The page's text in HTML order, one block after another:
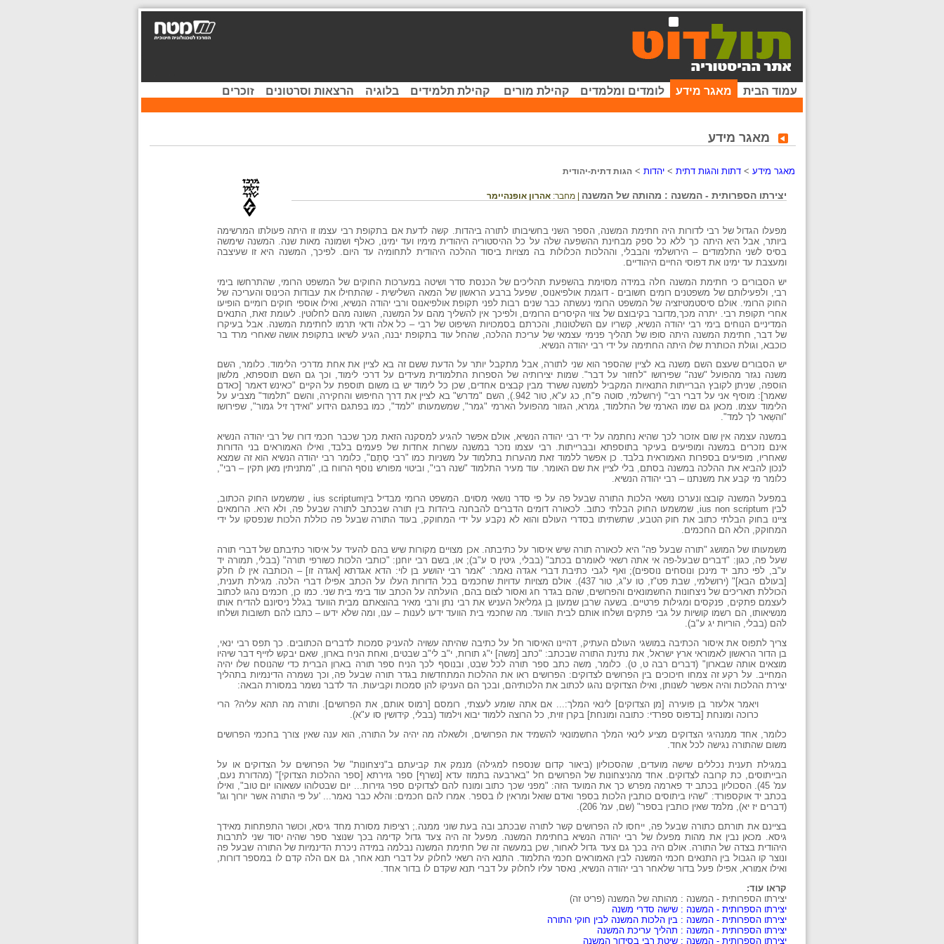
עמוד הבית מאגר מידע לומדים ומלמדים קהילת מורים קהילת תלמידים בלוגיה הרצאות וסרטונים זוכרים
מאגר מידע
מאגר מידע > דתות והגות דתית > יהדות > הגות דתית-יהודית
יצירתו הספרותית - המשנה : מהותה של המשנה | מחבר: אהרון אופנהיימר
מפעלו הגדול של רבי לדורות היה חתימת המשנה, הספר השני בחשיבותו לתורה ביהדות. קשה לדעת אם בתקופת רבי עצמו זו היתה פעולתו המרשימה
ביותר, אבל היא היתה כך ללא כל ספק מבחינת ההשפעה שלה על כל ההיסטוריה היהודית מימיו ועד ימינו, כאלף ושמונה מאות שנה. המשנה שימשה
בסיס לשני התלמודים – הירושלמי והבבלי, וההלכות הכלולות בה מצויות ביסוד ההלכה היהודית לתחומיה עד היום. לפיכך, המשנה היא זו שעיצבה
ומעצבת עד ימינו את דפוסי החיים היהודיים.
יש הסבורים כי חתימת המשנה חלה במידה מסוימת בהשפעת תהליכים של הכנסת סדר ושיטה במערכות החוקים של המשפט הרומי, שהתרחשו בימי
רבי, ולפעילותם של משפטנים רומים חשובים - דוגמת אולפיאנוס, שפעל ברבע הראשון של המאה השלישית - שהתחילו את עבודות הכינוס והעריכה של
החוק הרומי. אולם סיסטמטיזציה של המשפט הרומי נעשתה כבר שנים רבות לפני תקופת אולפיאנוס ורבי יהודה הנשיא, ואילו אוספי חוקים רומיים הופיעו
אחרי תקופת רבי. יתרה מכך,מדובר בקיבוצם של צווי הקיסרים הרומים, ולפיכך אין להשליך מהם על המשנה, השונה מהם לחלוטין. לעומת זאת, התנאים
המדיניים הנוחים בימי רבי יהודה הנשיא, קשריו עם השלטונות, והכרתם בסמכויות השיפוט של רבי – כל אלה ודאי תרמו לחתימת המשנה. אבל בעיקרו
של דבר, חתימת המשנה היתה סופו של תהליך פנימי עצמאי של עריכת ההלכה, שהחל עוד בתקופת יבנה, הגיע לשיאו בתקופת אושה שאחרי מרד בר
כוכבא, וגולת הכותרת שלו היתה החתימה על ידי רבי יהודה הנשיא.
יש הסבורים שעצם השם מִשנה בא לציין שהספר הוא שני לתורה, אבל מתקבל יותר על הדעת ששם זה בא לציין את אחת מדרכי הלימוד. כלומר, השם
משנה נגזר מהפועל "שנה" שפירושו "לחזור על דבר". שמות יצירותיה של הספרות התלמודית מעידים על דרכי לימוד, וכך גם השם תוספתא, מלשון
הוספה, שניתן לקובץ הברייתות התנאיות המקביל למשנה ששרד מבין קבצים אחדים, שכן כל לימוד יש בו משום תוספת על הקיים "כאינש דאמר [כאדם
שאמר]: מוסיף אני על דברי רבי" (ירושלמי, סוטה פ"ח, כג ע"א, טור 942.), השם "מדרש" בא לציין את דרך החיפוש והחקירה, והשם "תלמוד" מצביע על
הלימוד עצמו. מכאן גם שמו הארמי של התלמוד, גמרא, הגזור מהפועל הארמי "גמר", שמשמעותו "למד", כמו בפתגם הידוע "ואידך זיל גמור", שפירושו
"והשְאר לך למד".
במשנה עצמה אין שום אזכור לכך שהיא נחתמה על ידי רבי יהודה הנשיא, אולם אפשר להגיע למסקנה הזאת מכך שכבר חכמי דורו של רבי יהודה הנשיא
אינם נזכרים במשנה ומופיעים בעיקר בתוספתא ובברייתות. רבי עצמו נזכר במשנה עשרות אחדות של פעמים בלבד, ואילו האמוראים בני הדורות
שאחריו, מופיעים בספרות האמוראית בלבד. כן אפשר ללמוד זאת מהערות בתלמוד על משניות כמו "רבי סָתַם", כלומר רבי יהודה הנשיא הוא זה שמצא
לנכון להביא את ההלכה במשנה בסתם, בלי לציין את שם האומר. עוד מעיר התלמוד "שנה רבי", וביטוי מפורש נוסף הרווח בו, "מתניתין מאן תקין – רבי",
כלומר מי קבע את משנתנו – רבי יהודה הנשיא.
במפעל המשנה קובצו ונערכו נושאי הלכות התורה שבעל פה על פי סדר נושאי מסוים. המשפט הרומי מבדיל ביןius scriptum , שמשמעו החוק הכתוב,
לבין ius non scriptum, שמשמעו החוק הבלתי כתוב. לכאורה דומים הדברים להבחנה ביהדות בין תורה שבכתב לתורה שבעל פה, ולא היא. הרומאים
ציינו בחוק הבלתי כתוב את חוק הטבע, שתשתיתו בסדרי העולם והוא לא נקבע על ידי המחוקק, בעוד התורה שבעל פה כוללת הלכות שנפסקו על ידי
המחוקק, הלא הם החכמים.
משמעותו של המושג "תורה שבעל פה" היא לכאורה תורה שיש איסור על כתיבתה. אכן מצויים מקורות שיש בהם להעיד על איסור כתיבתם של דברי תורה
שעל פה, כגון: "דברים שבעל-פה אי אתה רשאי לאומרם בכתב" (בבלי, גיטין ס ע"ב); או, בשם רבי יוחנן: "כותבי הלכות כשורפי תורה" (בבלי, תמורה יד
ע"ב, לפי כתב יד מינכן ונוסחים נוספים); ואף לגבי כתיבת דברי אגדה נאמר: "אמר רבי יהושע בן לוי: הדא אגדתא [אגדה זו] – הכותבה אין לו חלק
[בעולם הבא]" (ירושלמי, שבת פט"ז, טו ע"ג, טור 437). אולם מצויות עדויות שחכמים בכל הדורות העלו על הכתב אפילו דברי הלכה. מגילת תענית,
הכוללת תאריכים של ניצחונות החשמונאים והפרושים, שהם בגדר חג ואסור לצום בהם, הועלתה על הכתב עוד בימי בית שני. כמו כן, חכמים נהגו לכתוב
לעצמם פתקים, פנקסים ומגילות פרטיים. בשעה שרבן שמעון בן גמליאל העניש את רבי נתן ורבי מאיר בהוצאתם מבית הוועד בגלל ניסיונם להדיח אותו
מנשיאותו, הם רשמו קושיות על גבי פתקים ושלחו אותם לבית הוועד. מה שחכמי בית הוועד ידעו לענות – ענו, ומה שלא ידעו – כתבו להם תשובות ושלחו
להם (בבלי, הוריות יג ע"ב).
צריך לתפוס את איסור הכתיבה במושגי העולם העתיק, דהיינו האיסור חל על כתיבה שהיתה עשויה להעניק סמכות לדברים הכתובים. כך תפס רבי ינאי,
בן הדור הראשון לאמוראי ארץ ישראל, את נתינת התורה שבכתב: "כתב [משה] י"ג תורות, י"ב לי"ב שבטים, ואחת הניח בארון, שאם יבקש לזייף דבר שיהיו
מוצאים אותה שבארון" (דברים רבה ט, ט). כלומר, משה כתב ספר תורה לכל שבט, ובנוסף לכך הניח ספר תורה בארון הברית כדי שהנוסח שלו יהיה
המחייב. על רקע זה צמחו חיכוכים בין הפרושים לצדוקים: הפרושים ראו את ההלכות המתחדשות בגדר תורה שבעל פה, וכך נשמרה הדינמיות בתהליך
יצירת ההלכות והיה אפשר לשנותן, ואילו הצדוקים נהגו לכתוב את הלכותיהם, ובכך הם העניקו להן סמכות וקביעות. הד לדבר נשמר במסורת הבאה:
ויאמר אלעזר בן פועירה [מן הצדוקים] לינאי המלך:... אם אתה שומע לעצתי, רומסם [רמוס אותם, את הפרושים]. ותורה מה תהא עליה? הרי
כרוכה ומונחת [בדפוס ספרדי: כתובה ומונחת] בקרן זוית, כל הרוצה ללמוד יבוא וילמוד (בבלי, קידושין סו ע"א).
כלומר, אחד ממנהיגי הצדוקים מציע לינאי המלך החשמונאי להשמיד את הפרושים, ולשאלה מה יהיה על התורה, הוא ענה שאין צורך בחכמי הפרושים
משום שהתורה נגישה לכל אחד.
במגילת תענית נכללים שישה מועדים, שהסכוליון (ביאור קדום שנספח למגילה) מנמק את קביעתם ב"ניצחונות" של הפרושים על הצדוקים או על
הבייתוסים, כת קרובה לצדוקים. אחד מהניצחונות של הפרושים חל "בארבעה בתמוז עדא [נשרף] ספר גזירתא [ספר ההלכות הצדוקי]" (מהדורת נעם,
עמ' 45). הסכוליון בכתב יד פארמה מפרש כך את המועד הזה: "מפני שכך כתוב ומונח להם לצדוקים ספר גזירות... יום שבטלוהו עשאוהו יום טוב", ואילו
בכתב יד אוקספורד: "שהיו ביתוסים כותבין הלכות בספר ואדם שואל ומראין לו בספר. אמרו להם חכמים: והלא כבר נאמר... 'על פי התורה אשר יורוך וגו''
(דברים יז יא), מלמד שאין כותבין בספר" (שם, עמ' 206).
בציינם את תורתם כתורה שבעל פה, ייחסו לה הפרושים קשר לתורה שבכתב ובה בעת שוני ממנה.; רציפות מסורת מחד גיסא, וכושר התפתחות מאידך
גיסא. מכאן נבין את מהות מפעלו של רבי יהודה הנשיא בחתימת המשנה. מפעל זה היה צעד גדול קדימה בכך שנוצר ספר שהיה יסוד שני לתרבות
היהודית בצדה של התורה. אולם היה בכך גם צעד גדול לאחור, שכן במעשה זה של חתימת המשנה נבלמה במידה ניכרת הדינמיות של התורה שבעל פה
ונוצר קו הגבול בין התנאים חכמי המשנה לבין האמוראים חכמי התלמוד. התנא היה רשאי לחלוק על דברי תנא אחר, גם אם הלה קדם לו במספר דורות,
ואילו אמורא, אפילו פעל בדור שלאחר רבי יהודה הנשיא, נאסר עליו לחלוק על דברי תנא שקדם לו בדור אחד.
קראו עוד:
יצירתו הספרותית - המשנה : מהותה של המשנה (פריט זה)
יצירתו הספרותית - המשנה : שישה סדרי משנה
יצירתו הספרותית - המשנה : בין הלכות המשנה לבין חוקי התורה
יצירתו הספרותית - המשנה : תהליך עריכת המשנה
יצירתו הספרותית - המשנה : שיטת רבי בסידור המשנה